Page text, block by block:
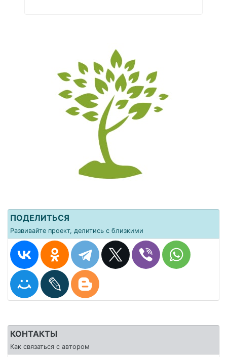
ПОДЕЛИТЬСЯ
Развивайте проект, делитись с близкими
КОНТАКТЫ
Как связаться с автором